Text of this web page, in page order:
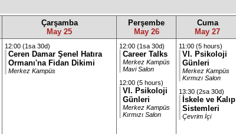
Çarşamba
May 25
Perşembe
May 26
Cuma
May 27
12:00 (1sa 30d)
Ceren Damar Şenel Hatıra
Ormanı'na Fidan Dikimi
Merkez Kampüs
12:00 (1sa 30d)
Career Talks
Merkez Kampüs
Mavi Salon
12:00 (5 hours)
VI. Psikoloji
Günleri
Merkez Kampüs
Kırmızı Salon
11:00 (5 hours)
VI. Psikoloji
Günleri
Merkez Kampüs
Kırmızı Salon
13:30 (2sa 30d)
İskele ve Kalıp
Sistemleri
Çevrim İçi